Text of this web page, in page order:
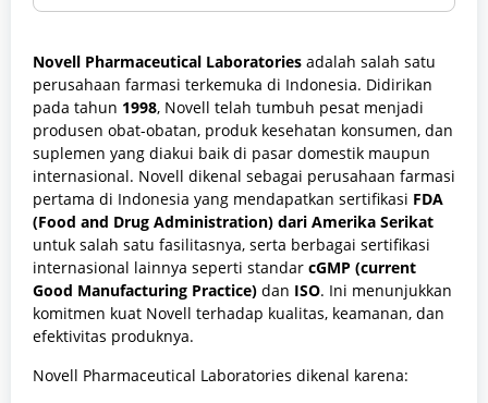
Novell Pharmaceutical Laboratories adalah salah satu
perusahaan farmasi terkemuka di Indonesia. Didirikan
pada tahun 1998, Novell telah tumbuh pesat menjadi
produsen obat-obatan, produk kesehatan konsumen, dan
suplemen yang diakui baik di pasar domestik maupun
internasional. Novell dikenal sebagai perusahaan farmasi
pertama di Indonesia yang mendapatkan sertifikasi FDA
(Food and Drug Administration) dari Amerika Serikat
untuk salah satu fasilitasnya, serta berbagai sertifikasi
internasional lainnya seperti standar cGMP (current
Good Manufacturing Practice) dan ISO. Ini menunjukkan
komitmen kuat Novell terhadap kualitas, keamanan, dan
efektivitas produknya.
Novell Pharmaceutical Laboratories dikenal karena: